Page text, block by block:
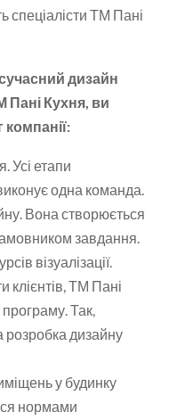
спеціалісти ТМ Пані
дизайн
Пані Кухня, ви
Усі етапи
одна команда.
Вона створюється
завдання.
візуалізації.
клієнтів, ТМ Пані
Так,
дизайну
у будинку
нормами